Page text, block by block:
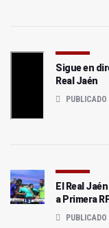
Sigue en
Real Jaén
El Real
a Primera